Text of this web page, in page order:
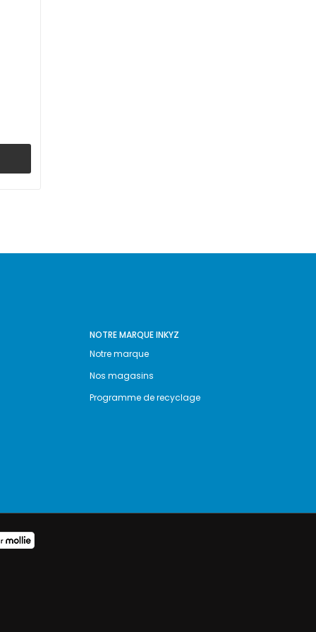
NOTRE MARQUE INKYZ
Notre marque
Nos magasins
Programme de recyclage